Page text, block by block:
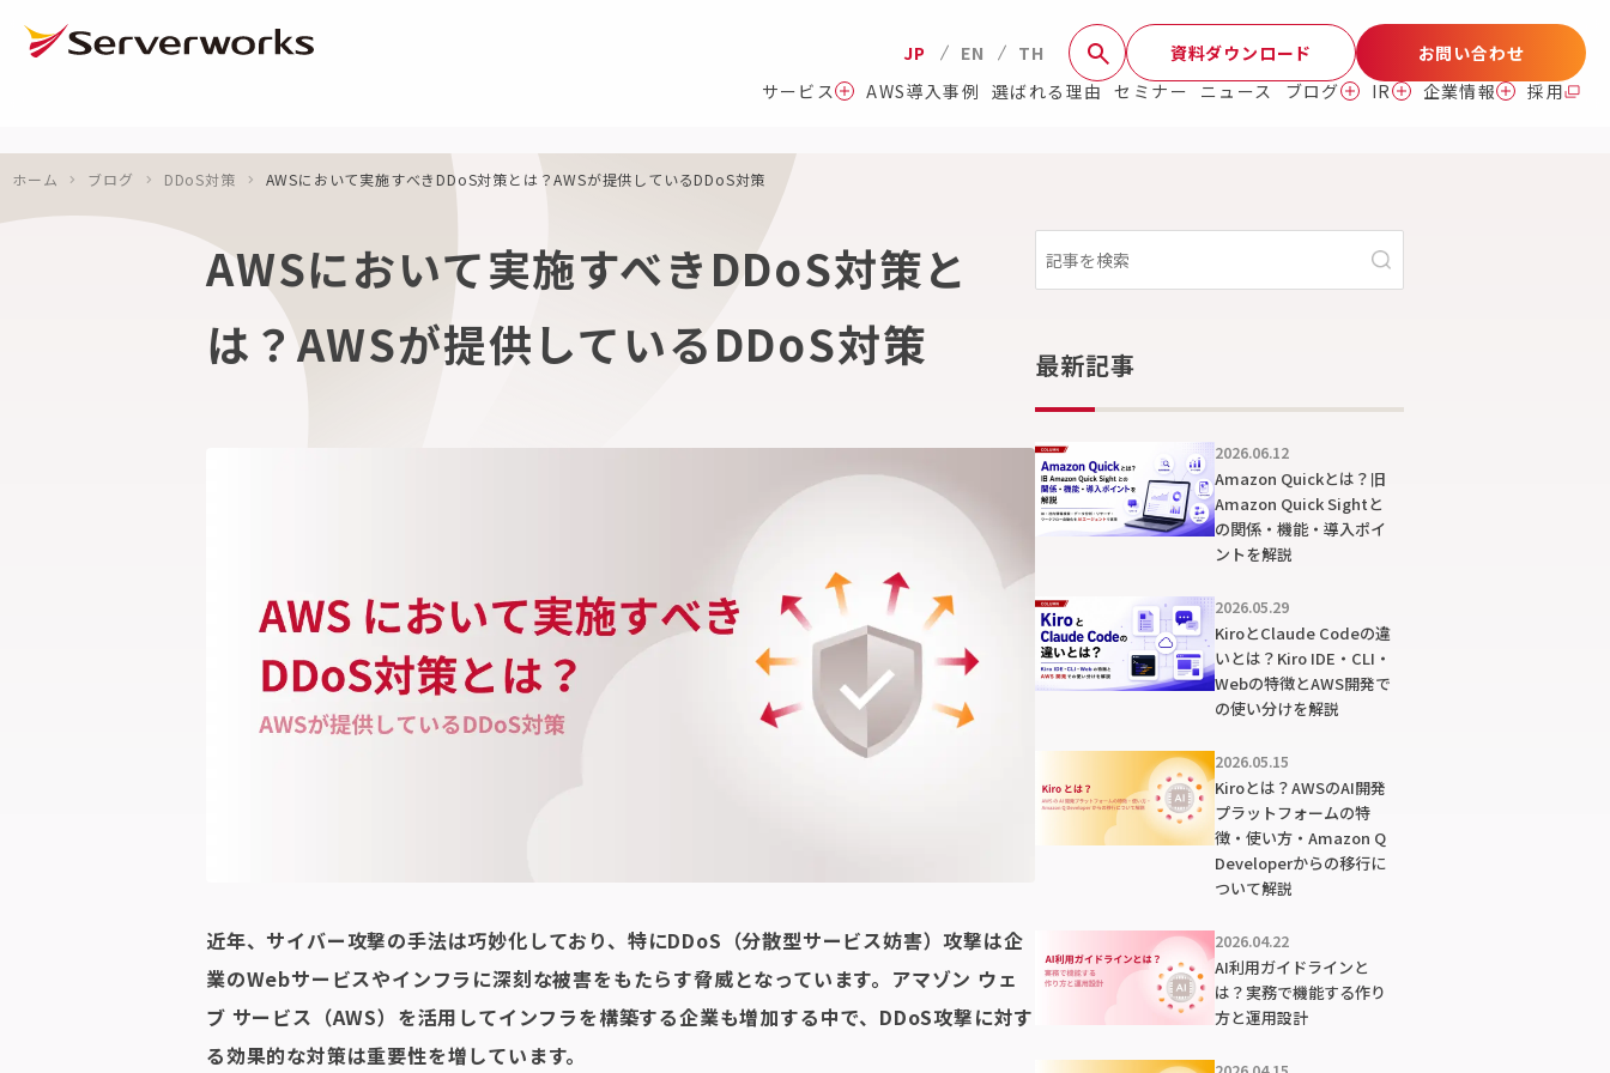
JP EN TH 資料ダウンロード
お問い合わせ
サービス
AWS導入事例 選ばれる理由 セミナー ニュース ブログ IR 企業情報 採用
ホーム ブログ DDoS対策 AWSにおいて実施すべきDDoS対策とは？AWSが提供しているDDoS対策
AWSにおいて実施すべきDDoS対策と
は？AWSが提供しているDDoS対策
近年、サイバー攻撃の手法は巧妙化しており、特にDDoS（分散型サービス妨害）攻撃は企
業のWebサービスやインフラに深刻な被害をもたらす脅威となっています。アマゾン ウェ
ブ サービス（AWS）を活用してインフラを構築する企業も増加する中で、DDoS攻撃に対す
る効果的な対策は重要性を増しています。
最新記事
2026.06.12
Amazon Quickとは？旧
Amazon Quick Sightと
の関係・機能・導入ポイ
ントを解説
2026.05.29
KiroとClaude Codeの違
いとは？Kiro IDE・CLI・
Webの特徴とAWS開発で
の使い分けを解説
2026.05.15
Kiroとは？AWSのAI開発
プラットフォームの特
徴・使い方・Amazon Q
Developerからの移行に
ついて解説
2026.04.22
AI利用ガイドラインと
は？実務で機能する作り
方と運用設計